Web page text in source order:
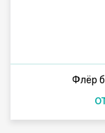
Флёр